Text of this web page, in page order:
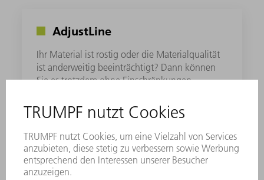
AdjustLine
Ihr Material ist rostig oder die Materialqualität
ist anderweitig beeinträchtigt? Dann können
Sie es trotzdem ohne Einschränkungen
ohne Expertenwissen, einfach anwählbar.
Magnetkupplung